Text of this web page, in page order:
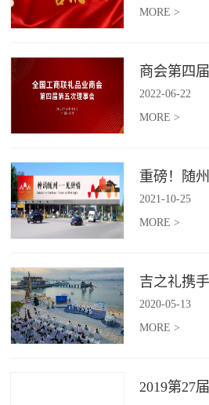
MORE >
2022-06-22
MORE >
2021-10-25
MORE >
2020-05-13
MORE >